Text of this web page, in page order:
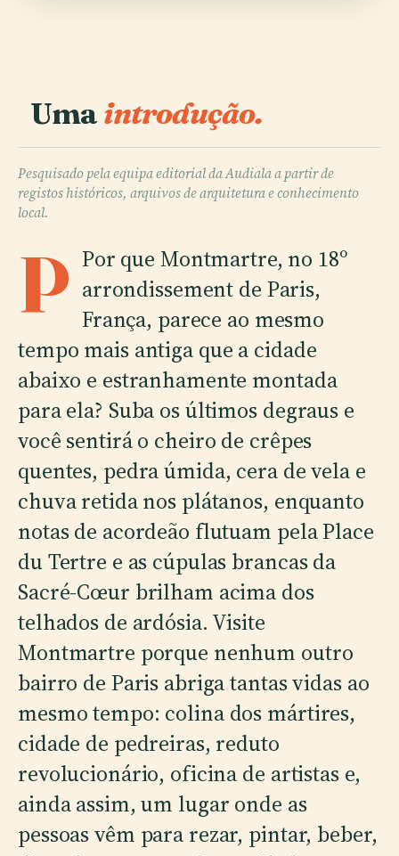
Umaintrodução.
Pesquisado pela equipa editorial da Audiala a partir de
registos históricos, arquivos de arquitetura e conhecimento
local.
P Por que Montmartre, no 18º
arrondissement de Paris,
França, parece ao mesmo
tempo mais antiga que a cidade
abaixo e estranhamente montada
para ela? Suba os últimos degraus e
você sentirá o cheiro de crêpes
quentes, pedra úmida, cera de vela e
chuva retida nos plátanos, enquanto
notas de acordeão flutuam pela Place
du Tertre e as cúpulas brancas da
Sacré-Cœur brilham acima dos
telhados de ardósia. Visite
Montmartre porque nenhum outro
bairro de Paris abriga tantas vidas ao
mesmo tempo: colina dos mártires,
cidade de pedreiras, reduto
revolucionário, oficina de artistas e,
ainda assim, um lugar onde as
pessoas vêm para rezar, pintar, beber,